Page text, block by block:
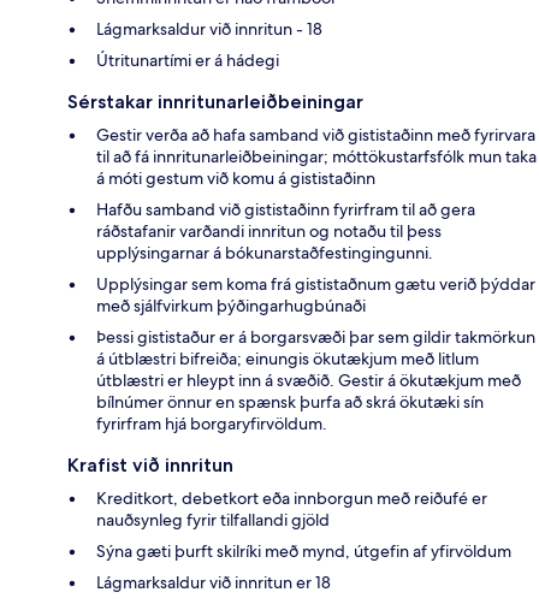
Lágmarksaldur við innritun - 18
Útritunartími er á hádegi
Sérstakar innritunarleiðbeiningar
Gestir verða að hafa samband við gististaðinn með fyrirvara
til að fá innritunarleiðbeiningar; móttökustarfsfólk mun taka
á móti gestum við komu á gististaðinn
Hafðu samband við gististaðinn fyrirfram til að gera
ráðstafanir varðandi innritun og notaðu til þess
upplýsingarnar á bókunarstaðfestingingunni.
Upplýsingar sem koma frá gististaðnum gætu verið þýddar
með sjálfvirkum þýðingarhugbúnaði
Þessi gististaður er á borgarsvæði þar sem gildir takmörkun
á útblæstri bifreiða; einungis ökutækjum með litlum
útblæstri er hleypt inn á svæðið. Gestir á ökutækjum með
bílnúmer önnur en spænsk þurfa að skrá ökutæki sín
fyrirfram hjá borgaryfirvöldum.
Krafist við innritun
Kreditkort, debetkort eða innborgun með reiðufé er
nauðsynleg fyrir tilfallandi gjöld
Sýna gæti þurft skilríki með mynd, útgefin af yfirvöldum
Lágmarksaldur við innritun er 18